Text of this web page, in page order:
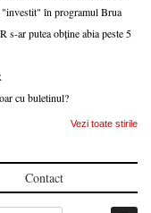
"investit" în programul Brua
s-ar putea obține abia peste 5
cu buletinul?
Vezi toate stirile
Contact